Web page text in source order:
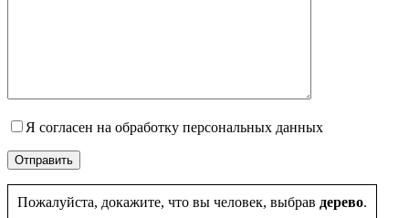
Я согласен на обработку персональных данных
Пожалуйста, докажите, что вы человек, выбрав дерево.